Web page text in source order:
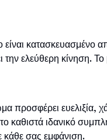
κατασκευασμένο
την ελεύθερη κίνηση.
προσφέρει ευελιξία,
καθιστά ιδανικό
κάθε σας εμφάνιση.